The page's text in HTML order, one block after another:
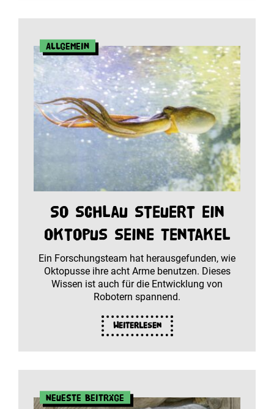
Allgemein
So schlau steuert ein
Oktopus seine Tentakel
Ein Forschungsteam hat herausgefunden, wie
Oktopusse ihre acht Arme benutzen. Dieses
Wissen ist auch für die Entwicklung von
Robotern spannend.
Weiterlesen
Neueste Beiträge